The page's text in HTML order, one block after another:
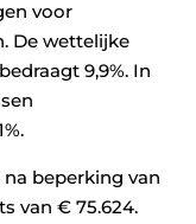
voor
De wettelijke
9,9%. In
beperking van
van € 75.624.